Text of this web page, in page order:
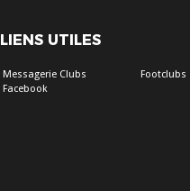
LIENS UTILES
Messagerie Clubs
Facebook
Footclubs